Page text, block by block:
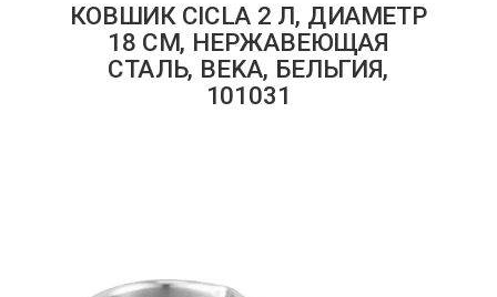
КОВШИК CICLA 2 Л, ДИАМЕТР
18 СМ, НЕРЖАВЕЮЩАЯ
СТАЛЬ, BEKA, БЕЛЬГИЯ,
101031